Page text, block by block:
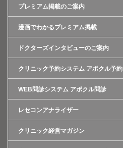
プレミアム掲載のご案内
漫画でわかるプレミアム掲載
ドクターズインタビューのご案内
クリニック予約システム アポクル予約
WEB問診システム アポクル問診
レセコンアナライザー
クリニック経営マガジン